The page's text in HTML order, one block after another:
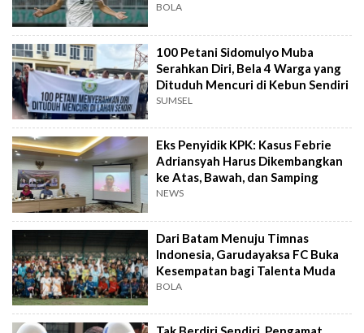
BOLA
100 Petani Sidomulyo Muba
Serahkan Diri, Bela 4 Warga yang
Dituduh Mencuri di Kebun Sendiri
SUMSEL
Eks Penyidik KPK: Kasus Febrie
Adriansyah Harus Dikembangkan
ke Atas, Bawah, dan Samping
NEWS
Dari Batam Menuju Timnas
Indonesia, Garudayaksa FC Buka
Kesempatan bagi Talenta Muda
BOLA